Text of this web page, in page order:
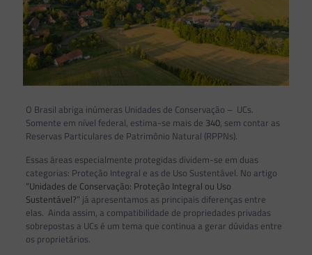
O Brasil abriga inúmeras Unidades de Conservação – UCs.
Somente em nível federal, estima-se mais de 340, sem contar as
Reservas Particulares de Patrimônio Natural (RPPNs).
Essas áreas especialmente protegidas dividem-se em duas
categorias: Proteção Integral e as de Uso Sustentável. No artigo
“Unidades de Conservação: Proteção Integral ou Uso
Sustentável?” já apresentamos as principais diferenças entre
elas. Ainda assim, a compatibilidade de propriedades privadas
sobrepostas a UCs é um tema que continua a gerar dúvidas entre
os proprietários.